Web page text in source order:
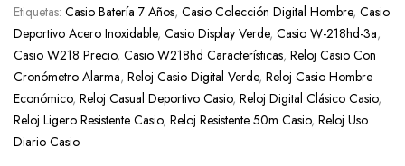
Etiquetas: Casio Batería 7 Años, Casio Colección Digital Hombre, Casio
Deportivo Acero Inoxidable, Casio Display Verde, Casio W-218hd-3a,
Casio W218 Precio, Casio W218hd Características, Reloj Casio Con
Cronómetro Alarma, Reloj Casio Digital Verde, Reloj Casio Hombre
Económico, Reloj Casual Deportivo Casio, Reloj Digital Clásico Casio,
Reloj Ligero Resistente Casio, Reloj Resistente 50m Casio, Reloj Uso
Diario Casio